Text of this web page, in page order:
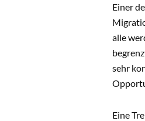
Einer
alle
sehr
Eine